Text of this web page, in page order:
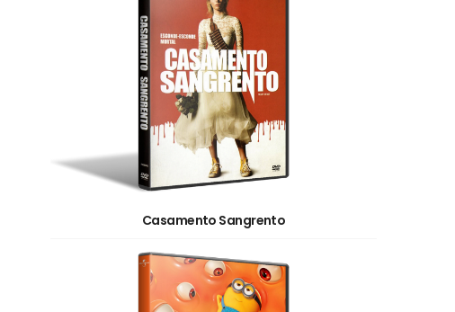
Casamento Sangrento